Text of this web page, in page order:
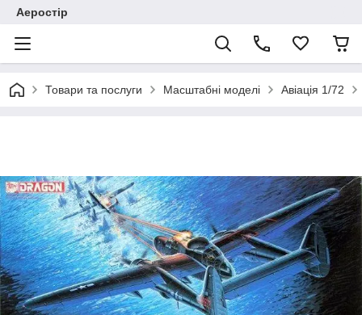
Аеростір
Товари та послуги Масштабні моделі Авіація 1/72